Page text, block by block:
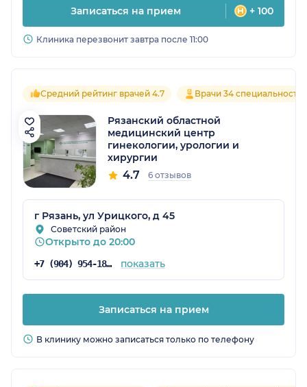
Записаться на прием + 100
Клиника перезвонит завтра после 11:00
Средний рейтинг врачей 4.7 Врачи 34
Рязанский областной
медицинский центр
гинекологии, урологии и
хирургии
4.7 6 отзывов
г Рязань, ул Урицкого, д 45
Советский район
Открыто до 20:00
+7 (904) 954-18-35 показать
Записаться на прием
В клинику можно записаться только по телефону